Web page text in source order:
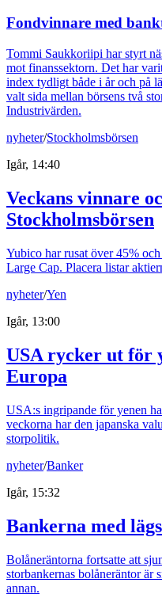
Fondvinnare med
Tommi Saukkoriipi har styrt
mot finanssektorn. Det har
index tydligt både i år och på
valt sida mellan börsens två
Industrivärden.
nyheter/Stockholmsbörsen
Igår, 14:40
Veckans vinnare
Stockholmsbörsen
Yubico har rusat över 45%
Large Cap. Placera listar
nyheter/Yen
Igår, 13:00
USA rycker ut för
Europa
USA:s ingripande för yenen
veckorna har den japanska
storpolitik.
nyheter/Banker
Igår, 15:32
Bankerna med
Bolåneräntorna fortsatte att
storbankernas bolåneräntor är
annan.